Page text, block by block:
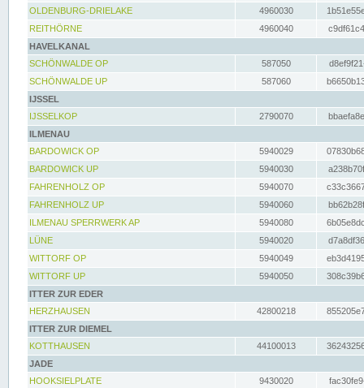
OLDENBURG-DRIELAKE
4960030
REITHÖRNE
4960040
HAVELKANAL
SCHÖNWALDE OP
587050
SCHÖNWALDE UP
587060
IJSSEL
IJSSELKOP
2790070
ILMENAU
BARDOWICK OP
5940029
BARDOWICK UP
5940030
FAHRENHOLZ OP
5940070
FAHRENHOLZ UP
5940060
ILMENAU SPERRWERK AP
5940080
LÜNE
5940020
WITTORF OP
5940049
WITTORF UP
5940050
ITTER ZUR EDER
HERZHAUSEN
42800218
ITTER ZUR DIEMEL
KOTTHAUSEN
44100013
JADE
HOOKSIELPLATE
9430020